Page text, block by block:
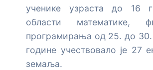
ученике узраста до 16
области математике,
програмирања од 25. до 30.
године учествовало је 27
земаља.